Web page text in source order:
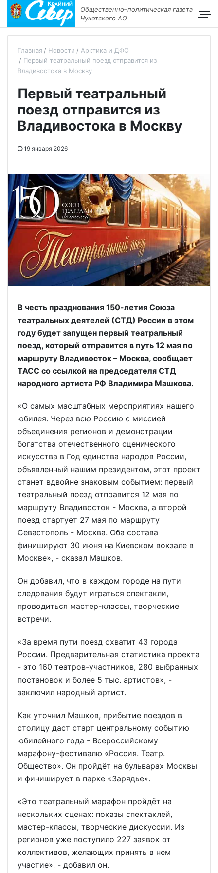
Общественно–политическая газета
Чукотского АО
Главная Новости
Арктика и ДФО
Первый театральный поезд отправится из
Владивостока в Москву
Первый театральный
поезд отправится из
Владивостока в Москву
19 января 2026
В честь празднования 150-летия Союза
театральных деятелей (СТД) России в этом
году будет запущен первый театральный
поезд, который отправится в путь 12 мая по
маршруту Владивосток – Москва, сообщает
ТАСС со ссылкой на председателя СТД
народного артиста РФ Владимира Машкова.
«О самых масштабных мероприятиях нашего
юбилея. Через всю Россию с миссией
объединения регионов и демонстрации
богатства отечественного сценического
искусства в Год единства народов России,
объявленный нашим президентом, этот проект
станет вдвойне знаковым событием: первый
театральный поезд отправится 12 мая по
маршруту Владивосток - Москва, а второй
поезд стартует 27 мая по маршруту
Севастополь - Москва. Оба состава
финишируют 30 июня на Киевском вокзале в
Москве», - сказал Машков.
Он добавил, что в каждом городе на пути
следования будут играться спектакли,
проводиться мастер-классы, творческие
встречи.
«За время пути поезд охватит 43 города
России. Предварительная статистика проекта
- это 160 театров-участников, 280 выбранных
постановок и более 5 тыс. артистов», -
заключил народный артист.
Как уточнил Машков, прибытие поездов в
столицу даст старт центральному событию
юбилейного года - Всероссийскому
марафону-фестивалю «Россия. Театр.
Общество». Он пройдёт на бульварах Москвы
и финиширует в парке «Зарядье».
«Это театральный марафон пройдёт на
нескольких сценах: показы спектаклей,
мастер-классы, творческие дискуссии. Из
регионов уже поступило 227 заявок от
коллективов, желающих принять в нем
участие», - добавил он.